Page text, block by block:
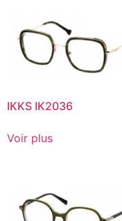
IKKS IK2036
Voir plus